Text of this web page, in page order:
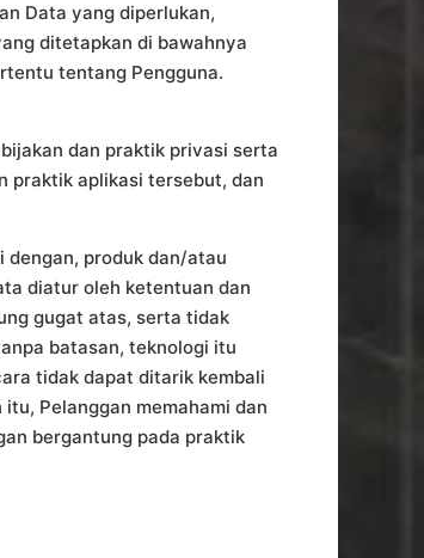
Data yang diperlukan,
ditetapkan di bawahnya
tentang Pengguna.
dan praktik privasi serta
praktik aplikasi tersebut, dan
dengan, produk dan/atau
diatur oleh ketentuan dan
gugat atas, serta tidak
batasan, teknologi itu
tidak dapat ditarik kembali
Pelanggan memahami dan
bergantung pada praktik